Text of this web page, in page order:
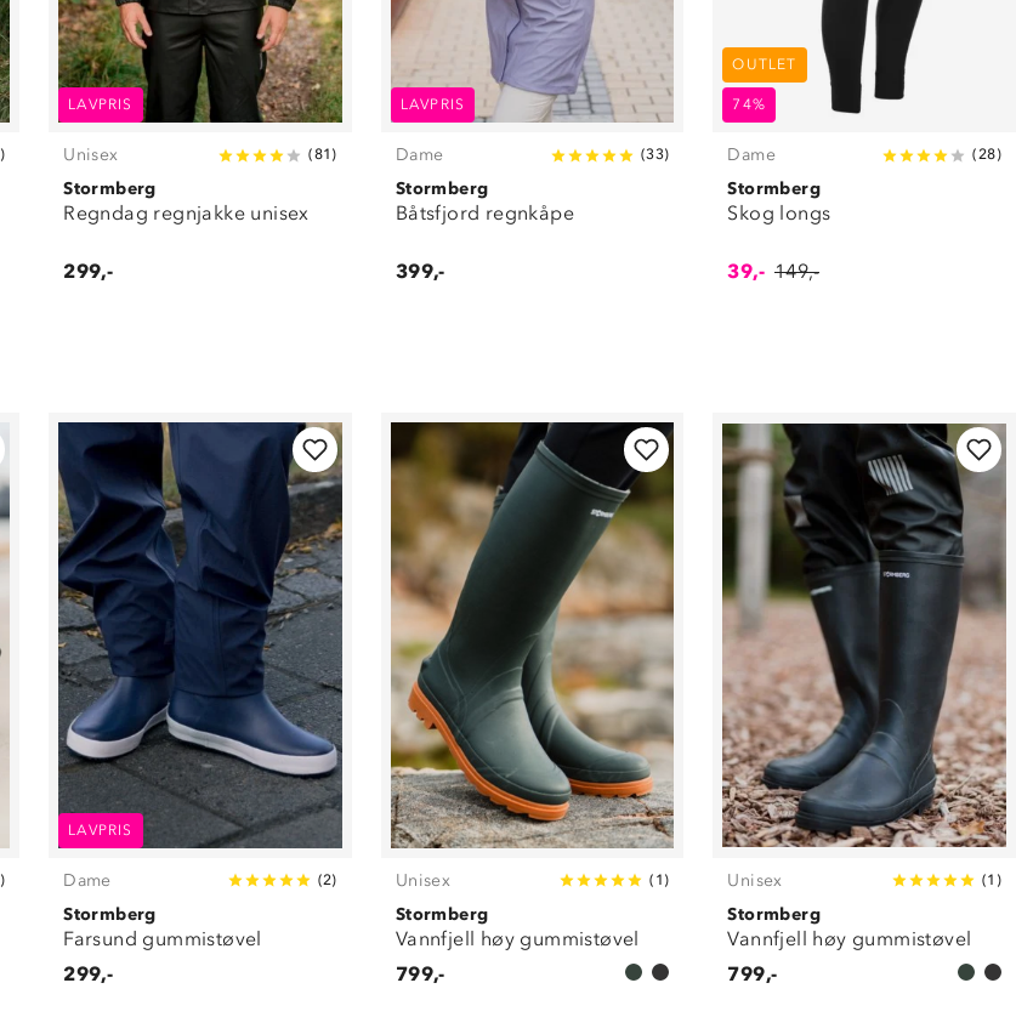
)
LAVPRIS
Unisex (81 )
Stormberg
Regndag regnjakke unisex
299,-
LAVPRIS
Dame (33)
Stormberg
Båtsfjord regnkåpe
399,-
OUTLET
74%
Dame (28)
Stormberg
Skog longs
39,- 149,-
)
LAVPRIS
Dame (2)
Stormberg
Farsund gummistøvel
299,-
Unisex ( 1 )
Stormberg
Vannfjell høy gummistøvel
799,-
Unisex (1 )
Stormberg
Vannfjell høy gummistøvel
799,-